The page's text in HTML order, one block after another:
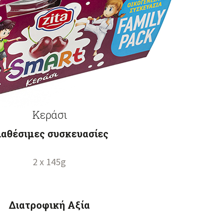
Κεράσι
συσκευασίες
2 x 145g
Διατροφική Αξία